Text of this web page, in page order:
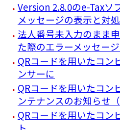
Version 2.8.0のe-Tax
メッセージの表示と対
法人番号未入力のまま
た際のエラーメッセー
QRコードを用いたコン
ンサーに
QRコードを用いたコ
ンテナンスのお知らせ
QRコードを用いたコ
ト